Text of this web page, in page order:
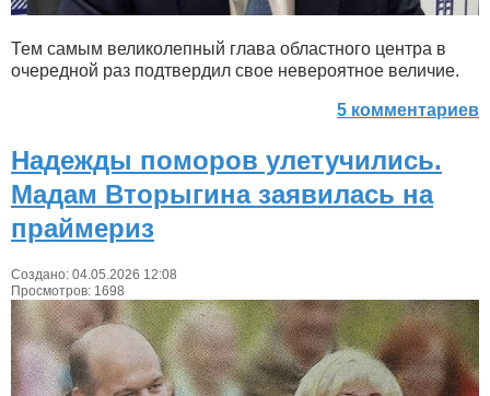
Тем самым великолепный глава областного центра в
очередной раз подтвердил свое невероятное величие.
5 комментариев
Надежды поморов улетучились.
Мадам Вторыгина заявилась на
праймериз
Создано: 04.05.2026 12:08
Просмотров: 1698